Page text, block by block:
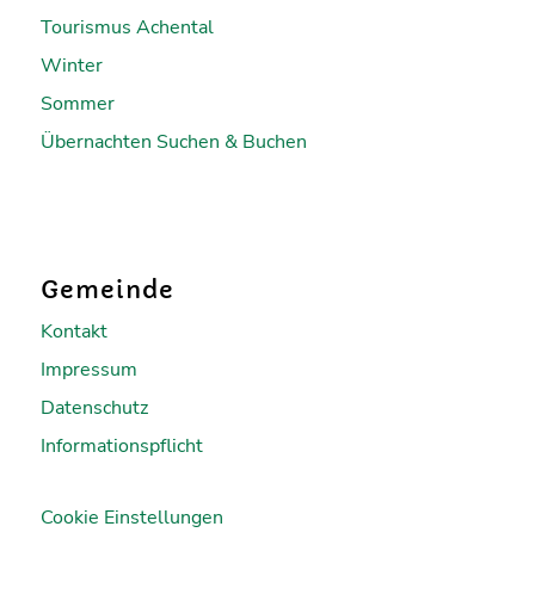
Tourismus Achental
Winter
Sommer
Übernachten Suchen & Buchen
Gemeinde
Kontakt
Impressum
Datenschutz
Informationspflicht
Cookie Einstellungen